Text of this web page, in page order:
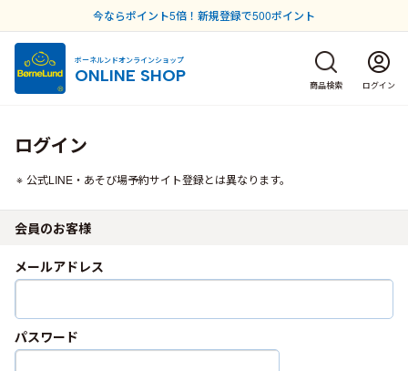
今ならポイント5倍！新規登録で500ポイント
ボーネルンドオンラインショップ
ONLINE SHOP 商品検索 ログイン
ログイン
公式LINE・あそび場予約サイト登録とは異なります。
会員のお客様
メールアドレス
パスワード